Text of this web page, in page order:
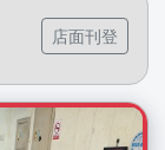
店面刊登